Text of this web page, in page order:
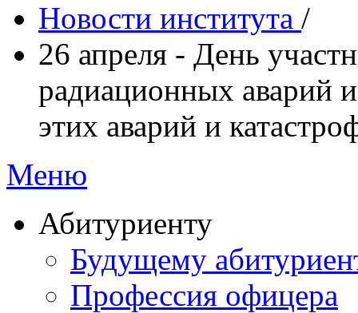
Новости института /
26 апреля - День
радиационных аварий
этих аварий и
Меню
Абитуриенту
Будущему
Профессия офицера